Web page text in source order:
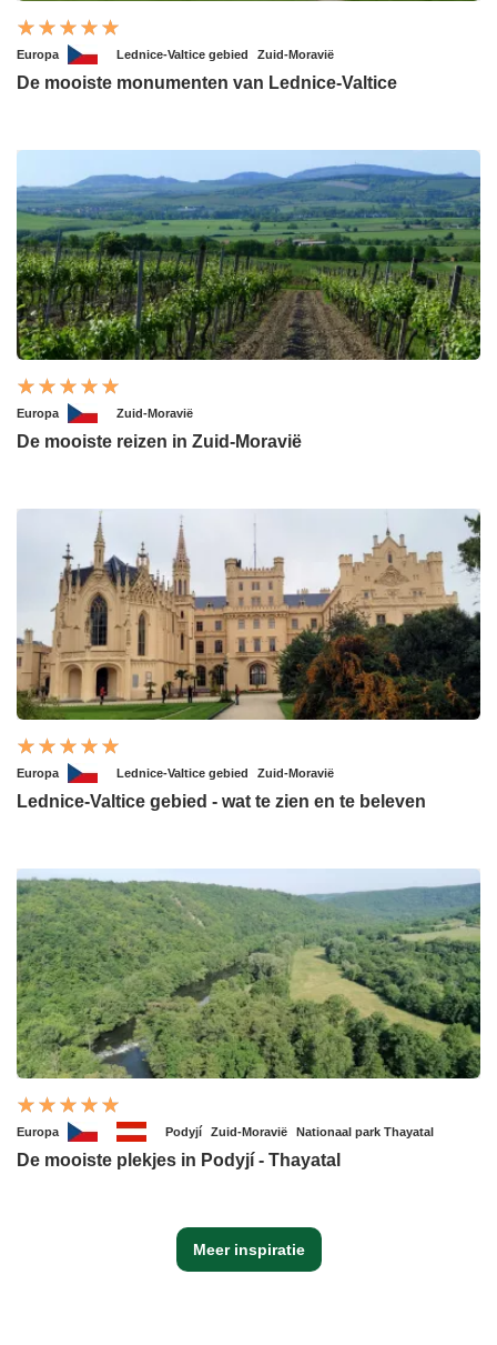
Europa Lednice-Valtice gebied Zuid-Moravië
De mooiste monumenten van Lednice-Valtice
Europa Zuid-Moravië
De mooiste reizen in Zuid-Moravië
Europa Lednice-Valtice gebied Zuid-Moravië
Lednice-Valtice gebied - wat te zien en te beleven
Europa Podyjí Zuid-Moravië Nationaal park Thayatal
De mooiste plekjes in Podyjí - Thayatal
Meer inspiratie